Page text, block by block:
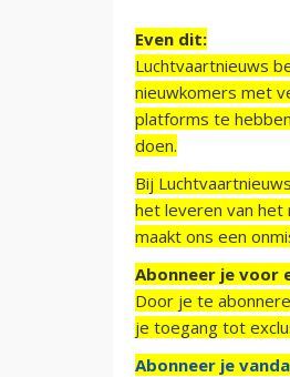
Even dit:
Luchtvaartnieuws
nieuwkomers met
platforms te
doen.
Bij
het leveren van het
maakt ons een
Abonneer je voor
Door je te
je toegang tot
Abonneer je